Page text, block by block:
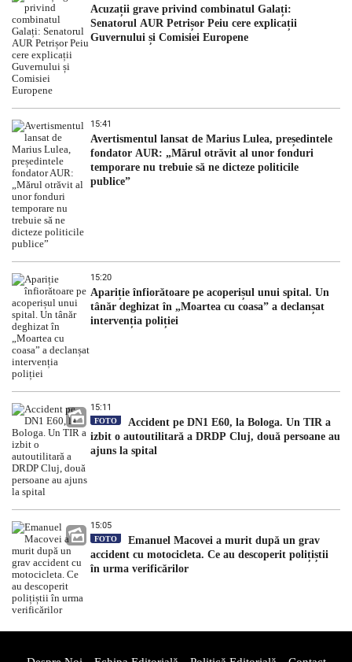
Acuzații grave privind combinatul Galați:
Senatorul AUR Petrișor Peiu cere explicații
Guvernului și Comisiei Europene
15:41
Avertismentul lansat de Marius Lulea, președintele
fondator AUR: „Mărul otrăvit al unor fonduri
temporare nu trebuie să ne dicteze politicile
publice”
15:20
Apariție înfiorătoare pe acoperișul unui spital. Un
tânăr deghizat în „Moartea cu coasa” a declanșat
intervenția poliției
15:11
FOTO
Accident pe DN1 E60, la Bologa. Un TIR a
izbit o autoutilitară a DRDP Cluj, două persoane au
ajuns la spital
15:05
FOTO
Emanuel Macovei a murit după un grav
accident cu motocicleta. Ce au descoperit polițiștii
în urma verificărilor